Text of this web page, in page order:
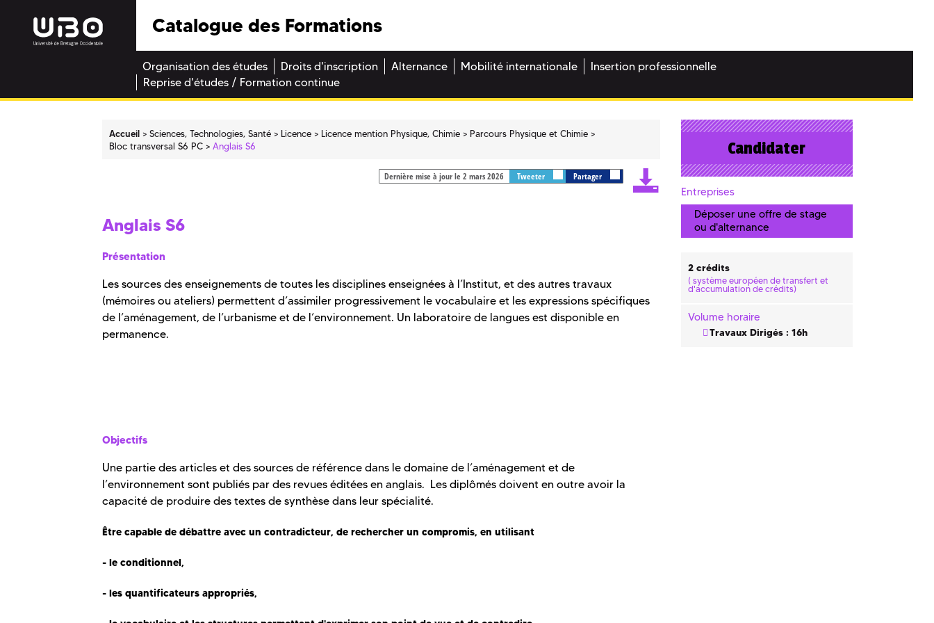
Catalogue des Formations
Organisation des études Droits d'inscription Alternance Mobilité internationale
Insertion professionnelle
Reprise d'études / Formation continue
Accueil Sciences, Technologies, Santé Licence Licence mention Physique, Chimie
Parcours Physique et Chimie
Bloc transversal S6 PC
Anglais S6
Dernière mise à jour le 2 mars 2026 Tweeter Partager
Anglais S6
Présentation
Les sources des enseignements de toutes les disciplines enseignées à l’Institut, et des autres travaux
(mémoires ou ateliers) permettent d’assimiler progressivement le vocabulaire et les expressions spécifiques
de l’aménagement, de l’urbanisme et de l’environnement. Un laboratoire de langues est disponible en
permanence.
Objectifs
Une partie des articles et des sources de référence dans le domaine de l’aménagement et de
l’environnement sont publiés par des revues éditées en anglais. Les diplômés doivent en outre avoir la
capacité de produire des textes de synthèse dans leur spécialité.
Être capable de débattre avec un contradicteur, de rechercher un compromis, en utilisant
- le conditionnel,
- les quantificateurs appropriés,
Candidater
Entreprises
Déposer une offre de stage
ou d'alternance
2 crédits
( système européen de transfert et
d'accumulation de crédits)
Volume horaire
Travaux Dirigés : 16h